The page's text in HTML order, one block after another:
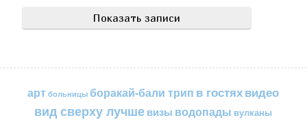
арт больницы боракай-бали трип в гостяхвидео
вид сверху лучшевизы водопады вулканы